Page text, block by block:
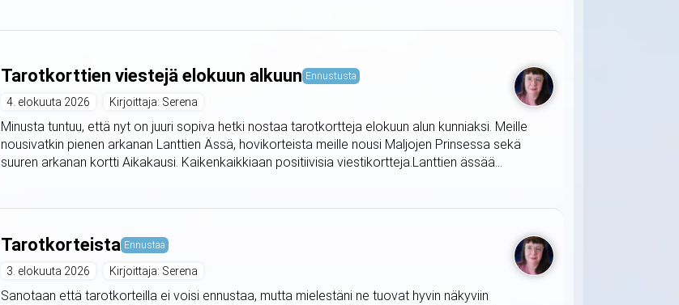
Tarotkorttien viestejä elokuun alkuun Ennustusta
4. elokuuta 2026 Kirjoittaja: Serena
Minusta tuntuu, että nyt on juuri sopiva hetki nostaa tarotkortteja elokuun alun kunniaksi. Meille
nousivatkin pienen arkanan Lanttien Ässä, hovikorteista meille nousi Maljojen Prinsessa sekä
suuren arkanan kortti Aikakausi. Kaikenkaikkiaan positiivisia viestikortteja.Lanttien ässää...
Tarotkorteista Ennustaa
3. elokuuta 2026 Kirjoittaja: Serena
Sanotaan että tarotkorteilla ei voisi ennustaa, mutta mielestäni ne tuovat hyvin näkyviin